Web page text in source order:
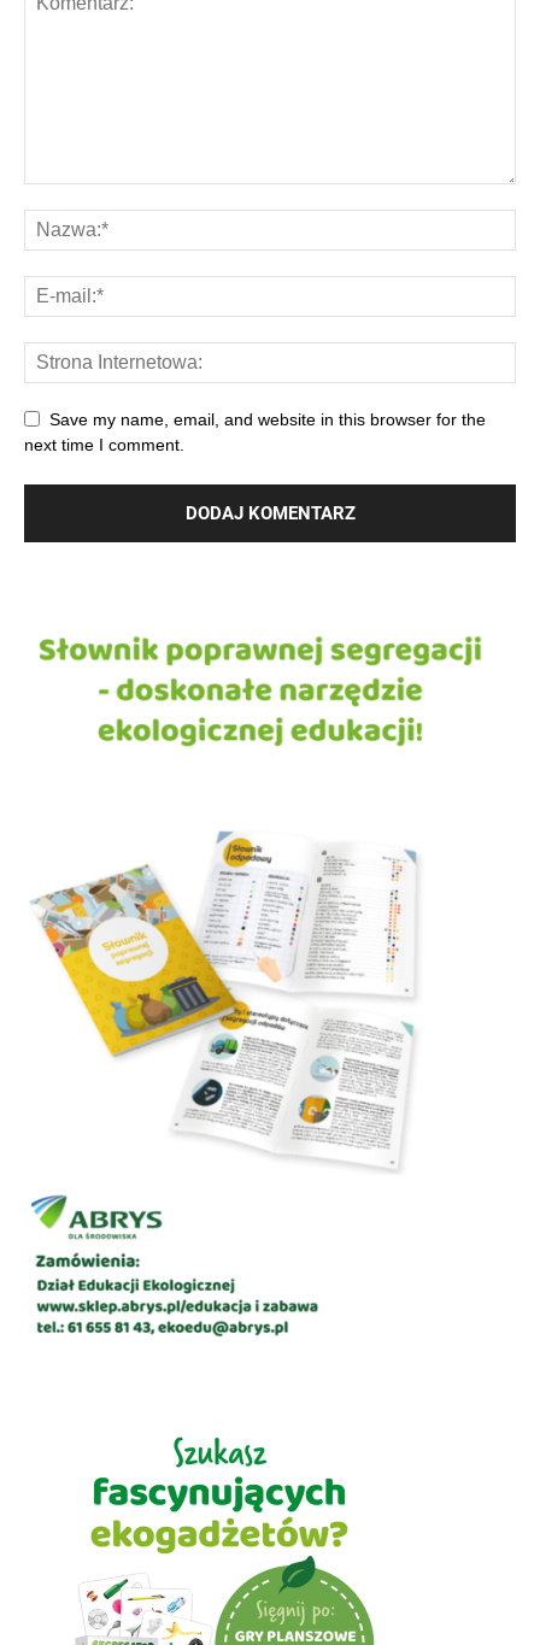
Save my name, email, and website in this browser for the
next time I comment.